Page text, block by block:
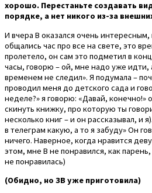
хорошо. Перестаньте создавать
порядке, а нет никого из-за
И вчера В оказался очень
общались час про все на свете, это
пролетело, он сам это подметил в
часы, говорю – ой, мне надо уже идти,
временем не следил». Я подумала –
проводил меня до детского сада и
неделе?» я говорю: «Давай,
скинуть книжку, про которую ты
несколько книг – и он рассказывал, и
в телеграм какую, а то я забуду» Он
ничего. Наверное, когда нравится
этом, мне В не понравился, как
не понравилась)
(Обидно, но ЗВ уже приготовила)